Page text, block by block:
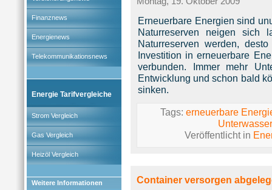
Finanznews
Energienews
Telekommunikationsnews
Energie Tarifvergleiche
Strom Vergleich
Gas Vergleich
Heizöl Vergleich
Weitere Informationen
Erneuerbare Energien sind
Naturreserven neigen sich
Naturreserven werden,
Investition in erneuerbare
verbunden. Immer mehr
Entwicklung und schon bald
sinken.
Tags: erneuerbare
Veröffentlicht in
Container versorgen